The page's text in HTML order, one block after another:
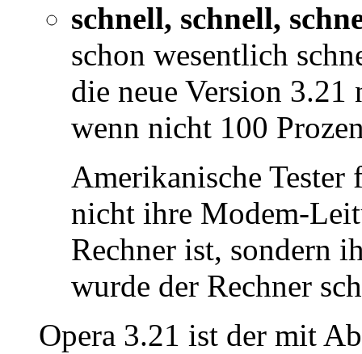
schnell, schnell,
schon wesentlich
die neue Version 3.21
wenn nicht 100
Amerikanische Tester
nicht ihre Modem-
Rechner ist, sondern
wurde der Rechner
Opera 3.21 ist der mit